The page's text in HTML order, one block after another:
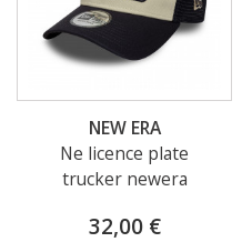
NEW ERA
Ne licence plate
trucker newera
32,00 €